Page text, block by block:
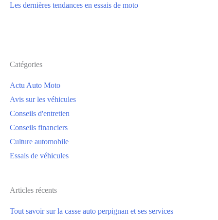
Les dernières tendances en essais de moto
Catégories
Actu Auto Moto
Avis sur les véhicules
Conseils d'entretien
Conseils financiers
Culture automobile
Essais de véhicules
Articles récents
Tout savoir sur la casse auto perpignan et ses services